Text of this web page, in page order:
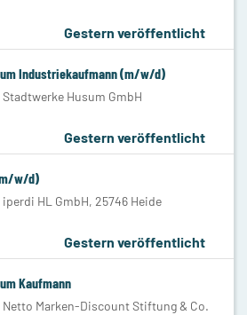
Gestern veröffentlicht
Industriekaufmann (m/w/d)
Stadtwerke Husum GmbH
Gestern veröffentlicht
w/d)
iperdi HL GmbH, 25746 Heide
Gestern veröffentlicht
Kaufmann
Netto Marken-Discount Stiftung & Co.